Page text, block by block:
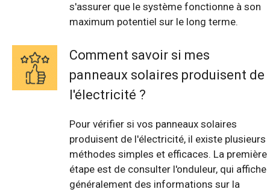
s'assurer que le système fonctionne à son
maximum potentiel sur le long terme.
Comment savoir si mes
panneaux solaires produisent de
l'électricité ?
Pour vérifier si vos panneaux solaires
produisent de l'électricité, il existe plusieurs
méthodes simples et efficaces. La première
étape est de consulter l'onduleur, qui affiche
généralement des informations sur la